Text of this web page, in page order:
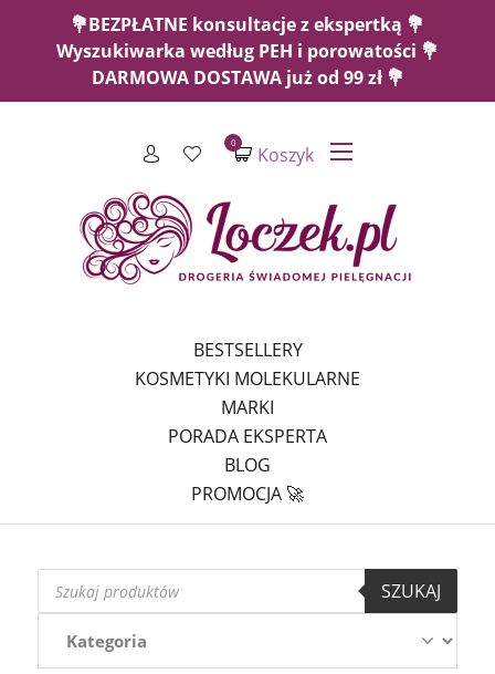
💐BEZPŁATNE konsultacje z ekspertką 💐
Wyszukiwarka według PEH i porowatości 💐
DARMOWA DOSTAWA już od 99 zł 💐
Koszyk
0
BESTSELLERY
KOSMETYKI MOLEKULARNE
MARKI
PORADA EKSPERTA
BLOG
PROMOCJA 🚀
Wyszukiwarka
produktów
SZUKAJ